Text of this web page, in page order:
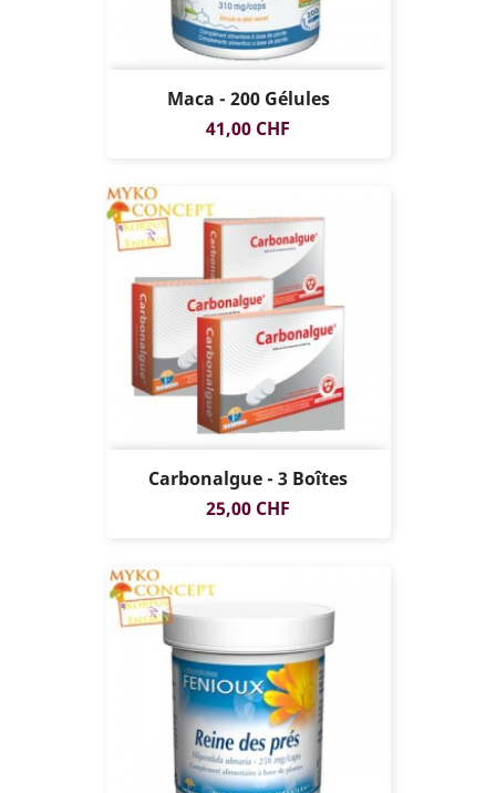
Maca - 200 Gélules
Prix
41,00 CHF
Carbonalgue - 3 Boîtes
Prix
25,00 CHF